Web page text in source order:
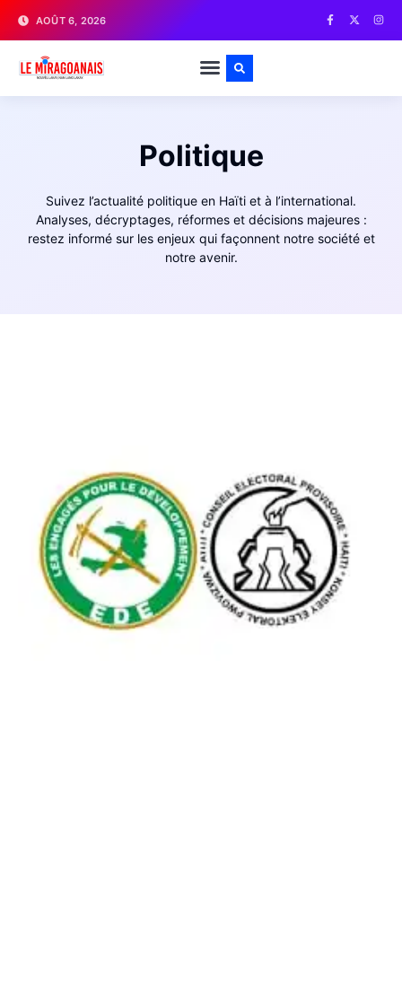
AOÛT 6, 2026
Politique
Suivez l’actualité politique en Haïti et à l’international.
Analyses, décryptages, réformes et décisions majeures :
restez informé sur les enjeux qui façonnent notre société et
notre avenir.